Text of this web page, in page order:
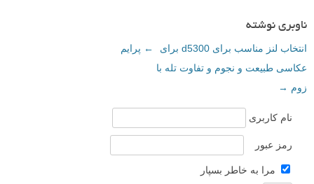
ناوبری نوشته
← پرایم
انتخاب لنز مناسب برای d5300 برای
عکاسی طبیعت و نجوم و تفاوت تله با
زوم →
نام کاربری
رمز عبور
مرا به خاطر بسپار